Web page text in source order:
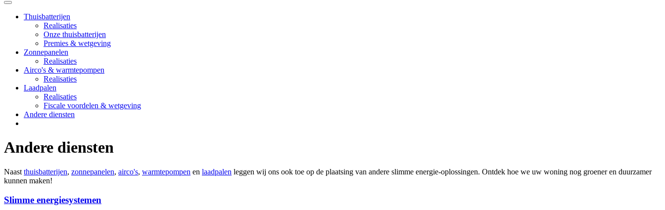
Thuisbatterijen
Realisaties
Onze thuisbatterijen
Premies & wetgeving
Zonnepanelen
Realisaties
Airco's & warmtepompen
Realisaties
Laadpalen
Realisaties
Fiscale voordelen & wetgeving
Andere diensten
Andere diensten
Naast thuisbatterijen, zonnepanelen, airco's, warmtepompen en laadpalen leggen wij ons ook toe op de plaatsing van andere slimme energie-oplossingen. Ontdek hoe we uw woning nog groener en duurzamer
kunnen maken!
Slimme energiesystemen